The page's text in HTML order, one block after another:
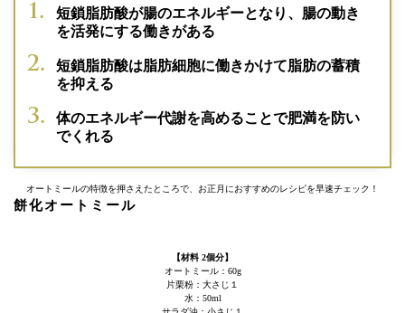
短鎖脂肪酸が腸のエネルギーとなり、腸の動き
を活発にする働きがある
短鎖脂肪酸は脂肪細胞に働きかけて脂肪の蓄積
を抑える
体のエネルギー代謝を高めることで肥満を防い
でくれる
オートミールの特徴を押さえたところで、お正月におすすめのレシピを早速チェック！
餅化オートミール
【材料 2個分】
オートミール：60g
片栗粉：大さじ１
水：50ml